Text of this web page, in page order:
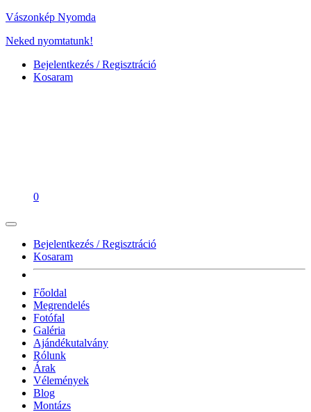
Vászonkép Nyomda
Neked nyomtatunk!
Bejelentkezés / Regisztráció
Kosaram
0
Bejelentkezés / Regisztráció
Kosaram
Főoldal
Megrendelés
Fotófal
Galéria
Ajándékutalvány
Rólunk
Árak
Vélemények
Blog
Montázs